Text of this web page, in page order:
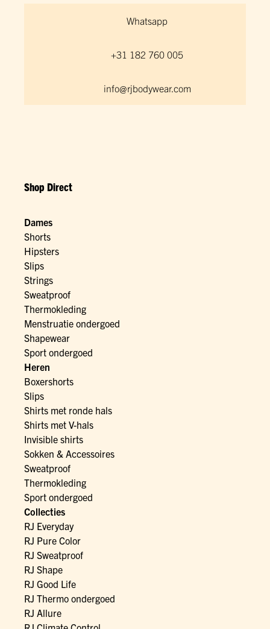
Whatsapp
+31 182 760 005
info@rjbodywear.com
Shop Direct
Dames
Shorts
Hipsters
Slips
Strings
Sweatproof
Thermokleding
Menstruatie ondergoed
Shapewear
Sport ondergoed
Heren
Boxershorts
Slips
Shirts met ronde hals
Shirts met V-hals
Invisible shirts
Sokken & Accessoires
Sweatproof
Thermokleding
Sport ondergoed
Collecties
RJ Everyday
RJ Pure Color
RJ Sweatproof
RJ Shape
RJ Good Life
RJ Thermo ondergoed
RJ Allure